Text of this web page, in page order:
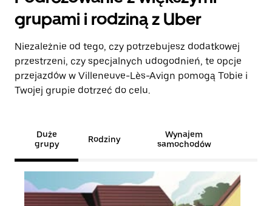
grupami i rodziną z Uber
Niezależnie od tego, czy potrzebujesz dodatkowej
przestrzeni, czy specjalnych udogodnień, te opcje
przejazdów w Villeneuve-Lès-Avign pomogą Tobie i
Twojej grupie dotrzeć do celu.
Duże
grupy
Rodziny
Wynajem
samochodów